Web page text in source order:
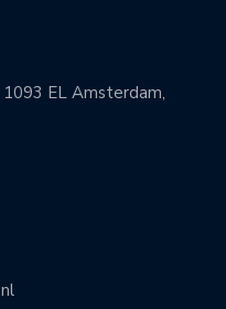
EL Amsterdam,